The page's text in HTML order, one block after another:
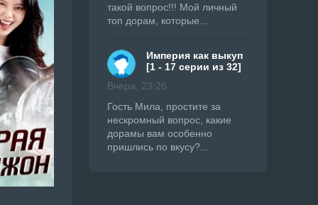
такой вопрос!!! Мой личный
топ дорам, которые...
Империя как выкуп
[1 - 17 серии из 32]
Вчера, 23:26
Гость Мила, простите за
нескромный вопрос, какие
дорамы вам особенно
пришлись по вкусу?...